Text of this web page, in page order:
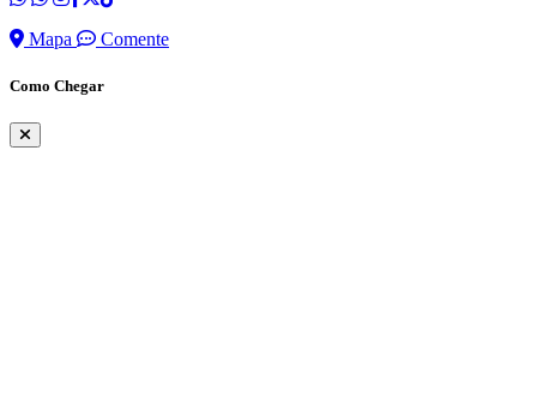
Mapa Comente
Como Chegar